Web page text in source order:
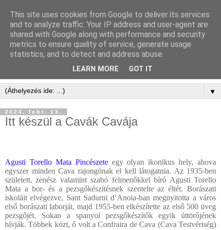
▼
2024. febr. 13.
Itt készül a Cavák Cavája
Agusti Torello Mata Pincészeteegy olyan ikonikus hely, ahova
egyszer minden Cava rajongónak el kell látogatnia. Az 1935-ben
született, zenész valamintszabó felmenőkkel bíró Agusti Torello
Mata a bor- és a pezsgőkészítésnek szentelte az éltét. Borászati
iskoláit elvégezve, Sant Sadurni d’Anoia-ban megnyitotta a város
első borászati laborját, majd 1955-ben elkészítette az első 500 üveg
pezsgőjét. Sokan a spanyol pezsgőkészítők egyik úttörőjének
hívják. Többek közt, ő volt a Confraira de Cava (Cava Testvériség)
This site uses cookies from Google to deliver its services
and to analyze traffic. Your IP address and user-agent are
shared with Google along with performance and security
metrics to ensure quality of service, generate usage
statistics, and to detect and address abuse.
LEARN MORE GOT IT